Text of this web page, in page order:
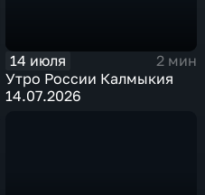
14 июля
2 мин
Утро России Калмыкия
14.07.2026